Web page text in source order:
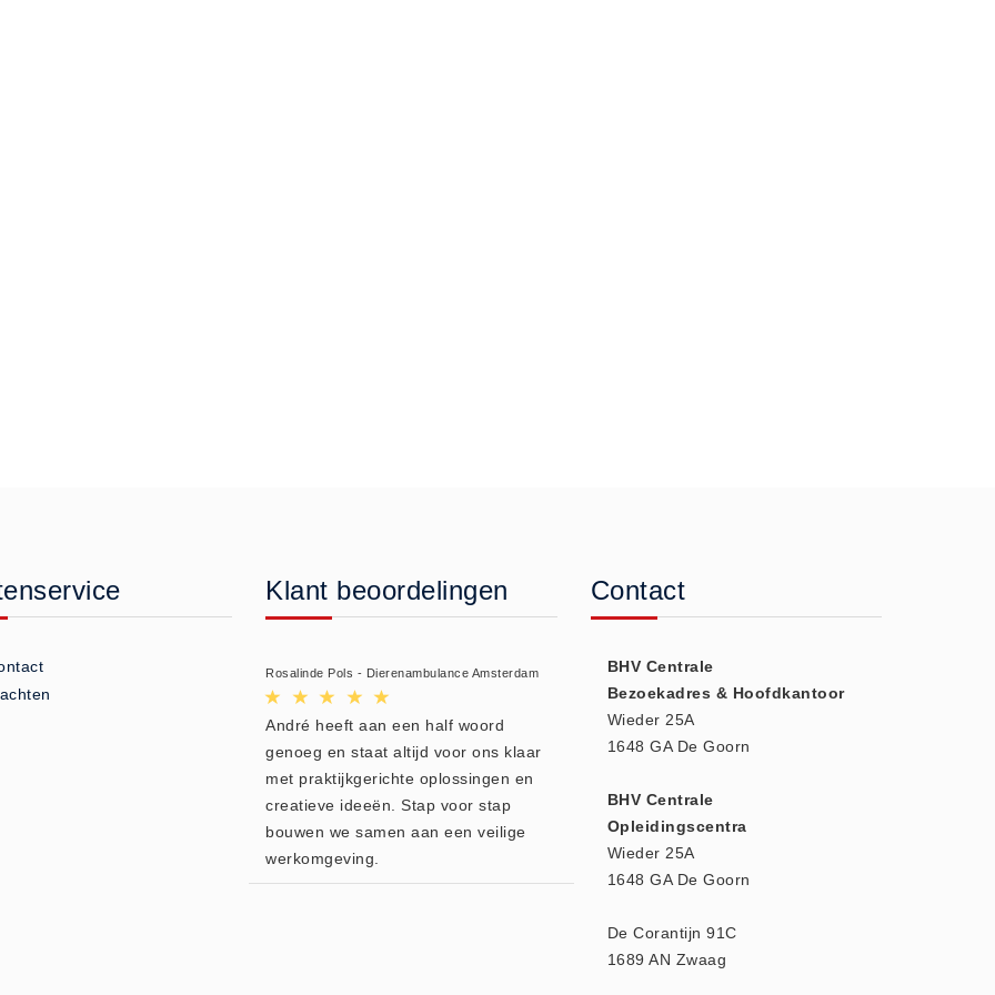
Klant beoordelingen
Rosalinde Pols - Dierenambulance Amsterdam
André heeft aan een half woord
genoeg en staat altijd voor ons klaar
met praktijkgerichte oplossingen en
creatieve ideeën. Stap voor stap
bouwen we samen aan een veilige
werkomgeving.
Contact
BHV Centrale
Bezoekadres & Hoofdkantoor
Wieder 25A
1648 GA De Goorn
BHV Centrale
Opleidingscentra
Wieder 25A
1648 GA De Goorn
De Corantijn 91C
1689 AN Zwaag